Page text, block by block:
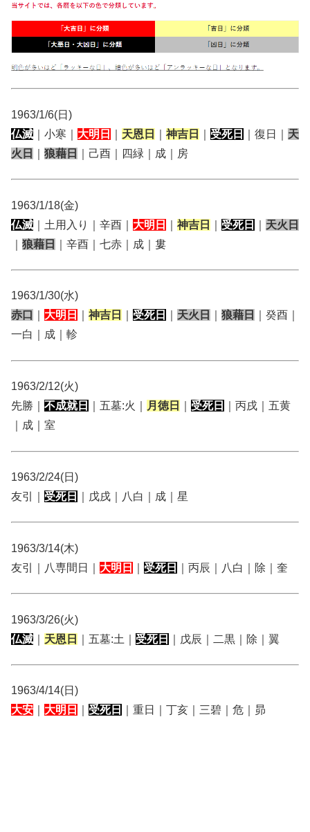
1963/1/6(日)
仏滅 ｜小寒｜ 大明日 天恩日 神吉日 受死日 ｜復日｜ 天
火日
狼藉日 ｜己酉｜四緑｜成｜房
1963/1/18(金)
仏滅 ｜土用入り｜辛酉｜ 大明日 神吉日 受死日
天火日
狼藉日 ｜辛酉｜七赤｜成｜婁
1963/1/30(水)
赤口
大明日 神吉日 受死日 天火日 狼藉日
｜癸酉｜
一白｜成｜軫
1963/2/12(火)
先勝｜ 不成就日 ｜五墓:火｜ 月徳日 受死日
｜丙戌｜五黄
｜成｜室
1963/2/24(日)
友引｜ 受死日 ｜戊戌｜八白｜成｜星
1963/3/14(木)
友引｜八専間日｜ 大明日 受死日 ｜丙辰｜八白｜除｜奎
1963/3/26(火)
仏滅
天恩日 ｜五墓:土｜ 受死日 ｜戊辰｜二黒｜除｜翼
1963/4/14(日)
大安
大明日 受死日 ｜重日｜丁亥｜三碧｜危｜昴